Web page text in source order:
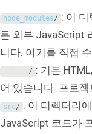
node_modules/ : 이
든 외부 JavaScript
니다. 여기를 직접
/ : 기본
어 있습니다. 프로
src/ : 이 디렉터리
JavaScript 코드가